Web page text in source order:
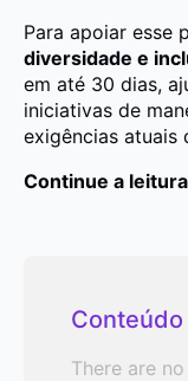
Para apoiar esse
diversidade e
em até 30 dias,
iniciativas de
exigências atuais
Continue a
There are